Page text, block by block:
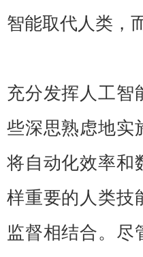
智能取代人类，
充分发挥人工智
些深思熟虑地实
将自动化效率和
样重要的人类技
监督相结合。尽